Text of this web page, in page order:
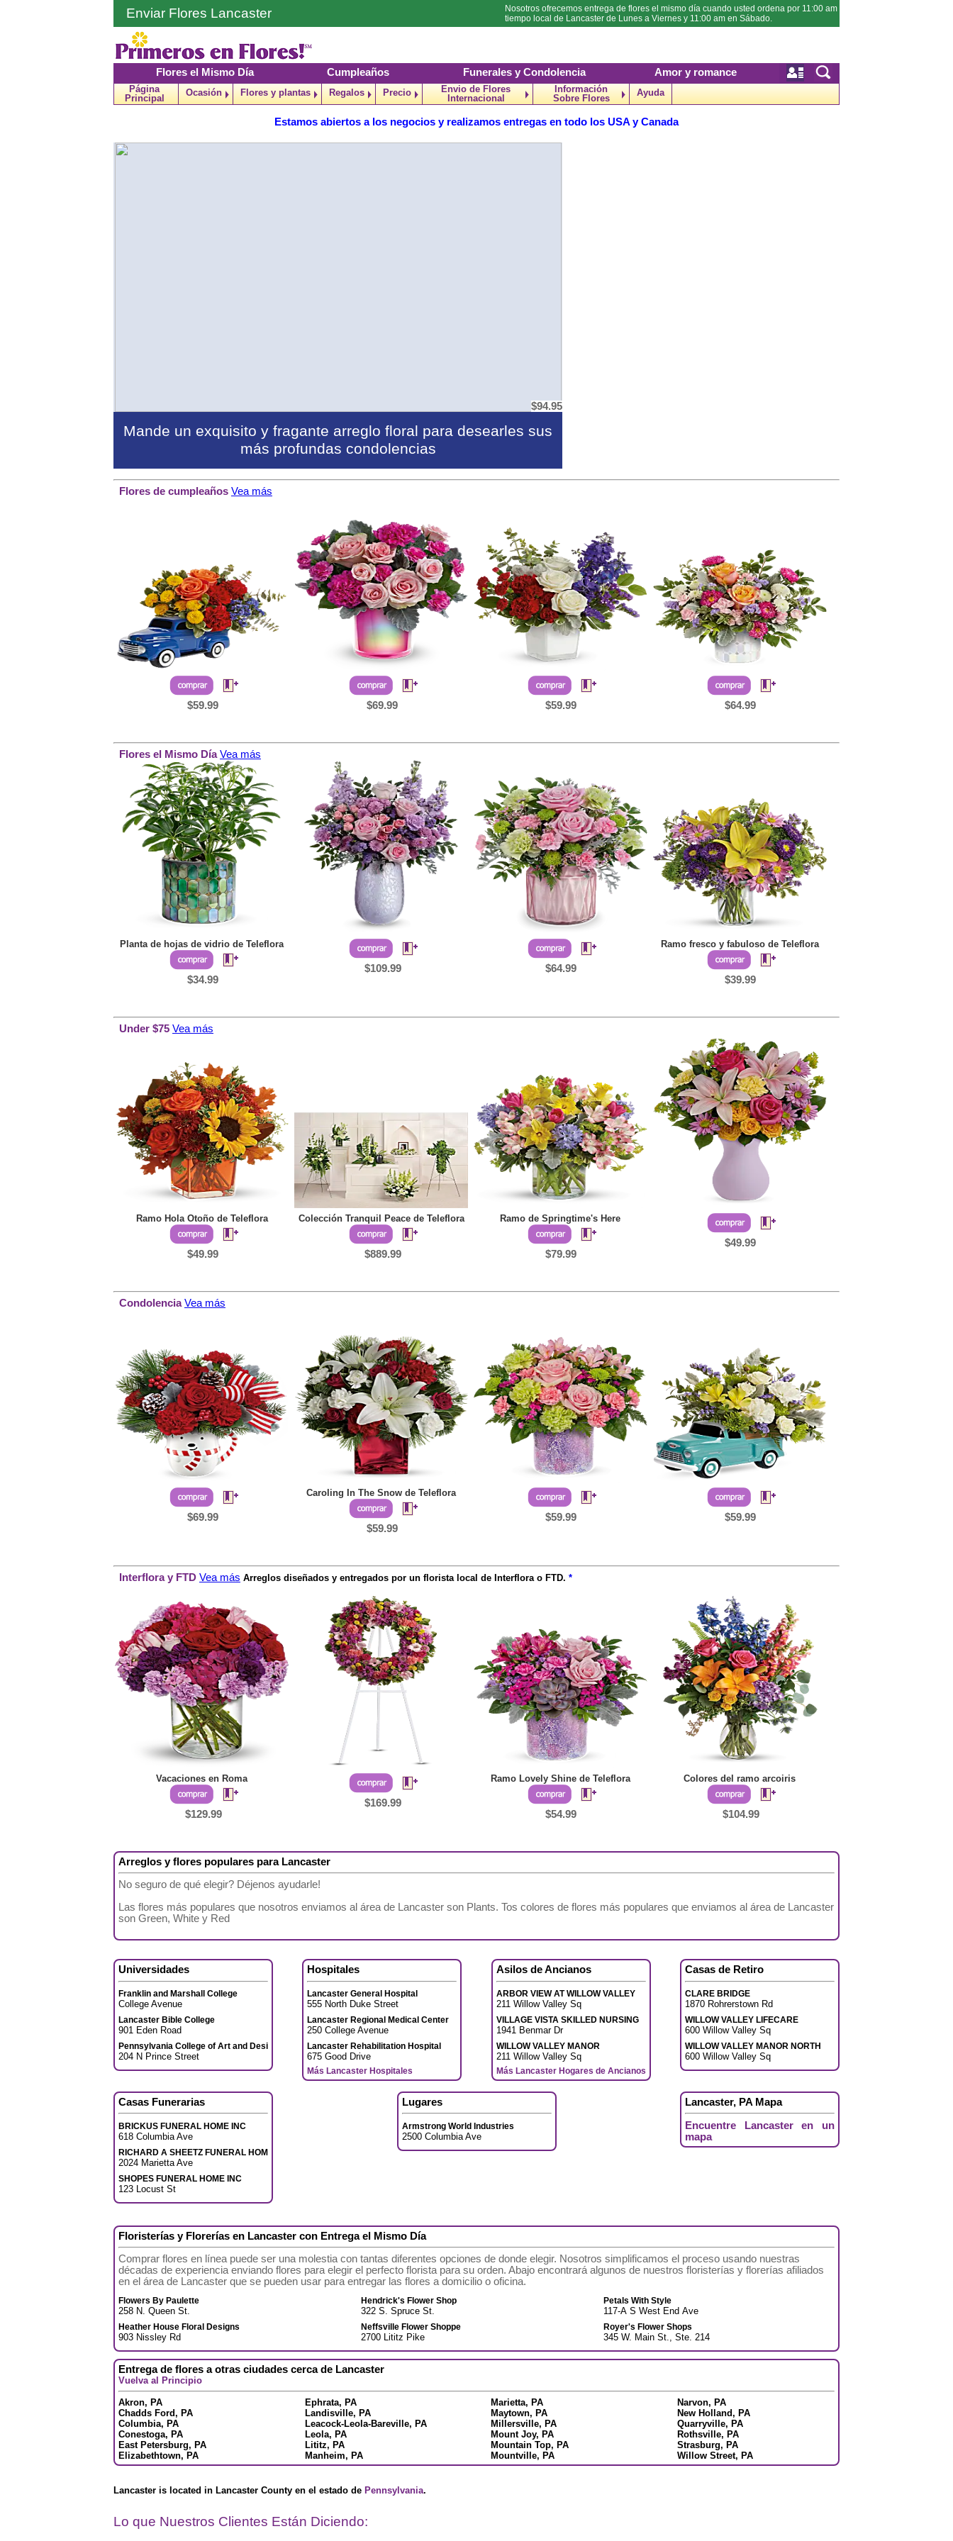
Enviar Flores Lancaster
Nosotros ofrecemos entrega de flores el mismo día cuando usted ordena por 11:00 am
tiempo local de Lancaster de Lunes a Viernes y 11:00 am en Sábado.
Flores el Mismo Día Cumpleaños Funerales y Condolencia Amor y romance
Página
Principal
Ocasión Flores y plantas Regalos Precio
Envio de Flores
Internacional
Información
Sobre Flores
Ayuda
Estamos abiertos a los negocios y realizamos entregas en todo los USA y Canada
$94.95
Mande un exquisito y fragante arreglo floral para desearles sus
más profundas condolencias
Flores de cumpleaños Vea más
$59.99 $69.99 $59.99 $64.99
Flores el Mismo Día Vea más
Planta de hojas de vidrio de Teleflora
$34.99
$109.99 $64.99
Ramo fresco y fabuloso de Teleflora
$39.99
Under $75 Vea más
Ramo Hola Otoño de Teleflora
$49.99
Colección Tranquil Peace de Teleflora
$889.99
Ramo de Springtime's Here
$79.99
$49.99
Condolencia Vea más
$69.99
Caroling In The Snow de Teleflora
$59.99
$59.99 $59.99
Interflora y FTD Vea más Arreglos diseñados y entregados por un florista local de Interflora o FTD. *
Vacaciones en Roma
$129.99
$169.99
Ramo Lovely Shine de Teleflora
$54.99
Colores del ramo arcoiris
$104.99
Arreglos y flores populares para Lancaster
No seguro de qué elegir? Déjenos ayudarle!
Las flores más populares que nosotros enviamos al área de Lancaster son Plants. Tos colores de flores más populares que enviamos al área de Lancaster
son Green, White y Red
Universidades
Franklin and Marshall College
College Avenue
Lancaster Bible College
901 Eden Road
Pennsylvania College of Art and Design
204 N Prince Street
Hospitales
Lancaster General Hospital
555 North Duke Street
Lancaster Regional Medical Center
250 College Avenue
Lancaster Rehabilitation Hospital
675 Good Drive
Más Lancaster Hospitales
Asilos de Ancianos
ARBOR VIEW AT WILLOW VALLEY
211 Willow Valley Sq
VILLAGE VISTA SKILLED NURSING
1941 Benmar Dr
WILLOW VALLEY MANOR
211 Willow Valley Sq
Más Lancaster Hogares de Ancianos
Casas de Retiro
CLARE BRIDGE
1870 Rohrerstown Rd
WILLOW VALLEY LIFECARE
600 Willow Valley Sq
WILLOW VALLEY MANOR NORTH
600 Willow Valley Sq
Casas Funerarias
BRICKUS FUNERAL HOME INC
618 Columbia Ave
RICHARD A SHEETZ FUNERAL HOME
2024 Marietta Ave
SHOPES FUNERAL HOME INC
123 Locust St
Lugares
Armstrong World Industries
2500 Columbia Ave
Lancaster, PA Mapa
Encuentre Lancaster en un
mapa
Floristerías y Florerías en Lancaster con Entrega el Mismo Día
Comprar flores en línea puede ser una molestia con tantas diferentes opciones de donde elegir. Nosotros simplificamos el proceso usando nuestras
décadas de experiencia enviando flores para elegir el perfecto florista para su orden. Abajo encontrará algunos de nuestros floristerías y florerías afiliados
en el área de Lancaster que se pueden usar para entregar las flores a domicilio o oficina.
Flowers By Paulette
258 N. Queen St.
Heather House Floral Designs
903 Nissley Rd
Hendrick's Flower Shop
322 S. Spruce St.
Neffsville Flower Shoppe
2700 Lititz Pike
Petals With Style
117-A S West End Ave
Royer's Flower Shops
345 W. Main St., Ste. 214
Entrega de flores a otras ciudades cerca de Lancaster
Vuelva al Principio
Akron, PA
Chadds Ford, PA
Columbia, PA
Conestoga, PA
East Petersburg, PA
Elizabethtown, PA
Ephrata, PA
Landisville, PA
Leacock-Leola-Bareville, PA
Leola, PA
Lititz, PA
Manheim, PA
Marietta, PA
Maytown, PA
Millersville, PA
Mount Joy, PA
Mountain Top, PA
Mountville, PA
Narvon, PA
New Holland, PA
Quarryville, PA
Rothsville, PA
Strasburg, PA
Willow Street, PA
Lancaster is located in Lancaster County en el estado de Pennsylvania.
Lo que Nuestros Clientes Están Diciendo: